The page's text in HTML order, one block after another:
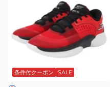
RESAGRIP
253007-
RDBK
条件付クーポン SALE